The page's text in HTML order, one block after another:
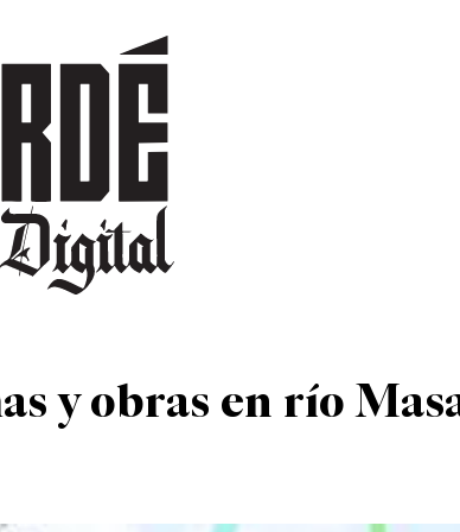
CULTURA ENTRETENIMIENTO
y obras en río